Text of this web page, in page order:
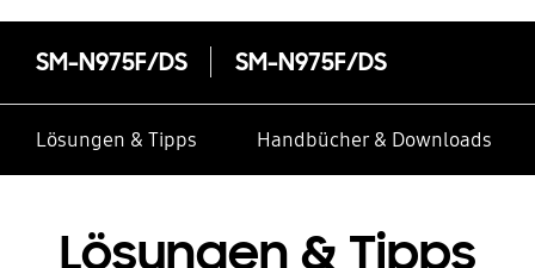
SM-N975F/DS SM-N975F/DS
Lösungen & Tipps Handbücher & Downloads
Lösungen & Tipps